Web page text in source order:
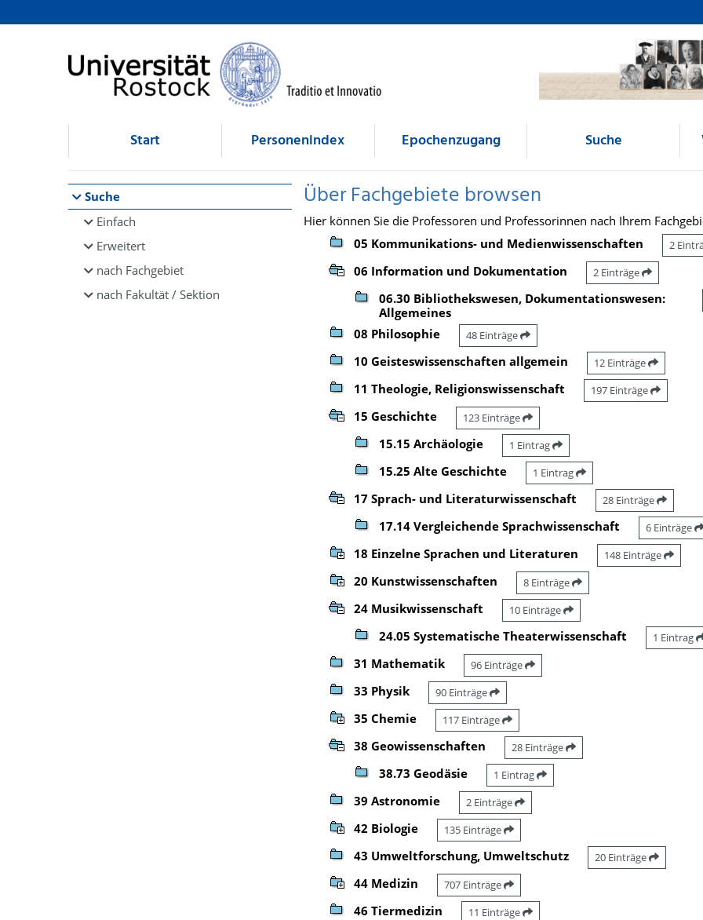
Browsen
direkt zum Inhalt
Start Personenindex Epochenzugang Suche
Suche
Einfach
Erweitert
nach Fachgebiet
nach Fakultät / Sektion
Über Fachgebiete browsen
Hier können Sie die Professoren und Professorinnen nach Ihrem
05 Kommunikations- und Medienwissenschaften
2
06 Information und Dokumentation 2 Einträge
06.30 Bibliothekswesen, Dokumentationswesen:
Allgemeines
08 Philosophie 48 Einträge
10 Geisteswissenschaften allgemein 12 Einträge
11 Theologie, Religionswissenschaft 197 Einträge
15 Geschichte 123 Einträge
15.15 Archäologie 1 Eintrag
15.25 Alte Geschichte 1 Eintrag
17 Sprach- und Literaturwissenschaft 28 Einträge
17.14 Vergleichende Sprachwissenschaft 6 Einträge
18 Einzelne Sprachen und Literaturen 148 Einträge
20 Kunstwissenschaften 8 Einträge
24 Musikwissenschaft 10 Einträge
24.05 Systematische Theaterwissenschaft 1 Eintrag
31 Mathematik 96 Einträge
33 Physik 90 Einträge
35 Chemie 117 Einträge
38 Geowissenschaften 28 Einträge
38.73 Geodäsie 1 Eintrag
39 Astronomie 2 Einträge
42 Biologie 135 Einträge
43 Umweltforschung, Umweltschutz 20 Einträge
44 Medizin 707 Einträge
46 Tiermedizin 11 Einträge